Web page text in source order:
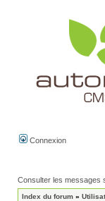
Connexion
Consulter les messages
Index du forum »